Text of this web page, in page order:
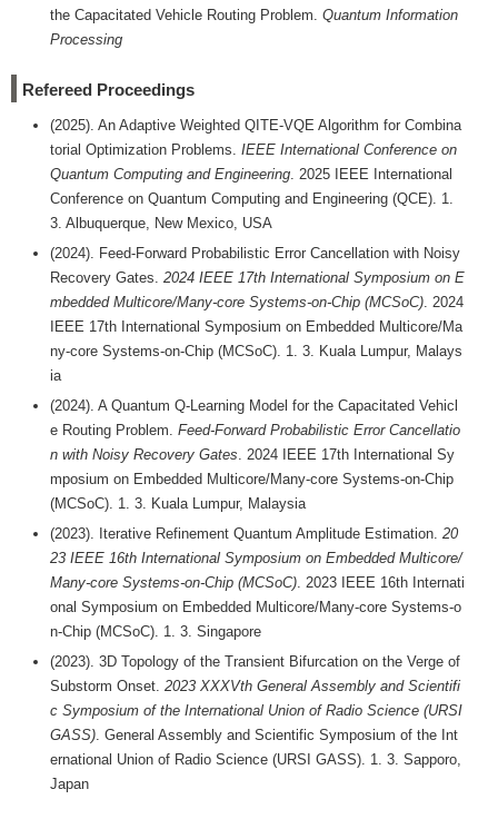
the Capacitated Vehicle Routing Problem. Quantum Information
Processing
Refereed Proceedings
(2025). An Adaptive Weighted QITE-VQE Algorithm for Combina
torial Optimization Problems. IEEE International Conference on
Quantum Computing and Engineering. 2025 IEEE International
Conference on Quantum Computing and Engineering (QCE). 1.
3. Albuquerque, New Mexico, USA
(2024). Feed-Forward Probabilistic Error Cancellation with Noisy
Recovery Gates. 2024 IEEE 17th International Symposium on E
mbedded Multicore/Many-core Systems-on-Chip (MCSoC). 2024
IEEE 17th International Symposium on Embedded Multicore/Ma
ny-core Systems-on-Chip (MCSoC). 1. 3. Kuala Lumpur, Malays
ia
(2024). A Quantum Q-Learning Model for the Capacitated Vehicl
e Routing Problem. Feed-Forward Probabilistic Error Cancellatio
n with Noisy Recovery Gates. 2024 IEEE 17th International Sy
mposium on Embedded Multicore/Many-core Systems-on-Chip
(MCSoC). 1. 3. Kuala Lumpur, Malaysia
(2023). Iterative Refinement Quantum Amplitude Estimation. 20
23 IEEE 16th International Symposium on Embedded Multicore/
Many-core Systems-on-Chip (MCSoC). 2023 IEEE 16th Internati
onal Symposium on Embedded Multicore/Many-core Systems-o
n-Chip (MCSoC). 1. 3. Singapore
(2023). 3D Topology of the Transient Bifurcation on the Verge of
Substorm Onset. 2023 XXXVth General Assembly and Scientifi
c Symposium of the International Union of Radio Science (URSI
GASS). General Assembly and Scientific Symposium of the Int
ernational Union of Radio Science (URSI GASS). 1. 3. Sapporo,
Japan